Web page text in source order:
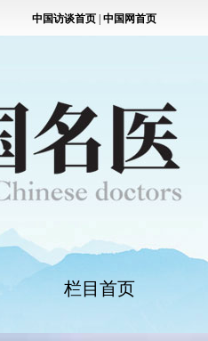
栏目首页